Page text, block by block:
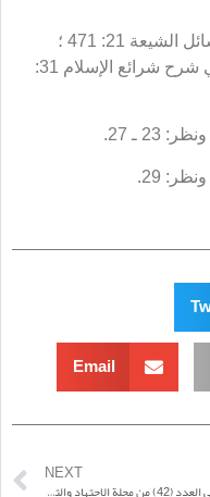
([11]) البقرة: 233 ؛ الحُرّ العاملي، وسائل الشيعة 21: 471 ؛
محمد حسن النجفي، جواهر الكلام في شرح شرائع الإسلام 31:
Email
NEXT